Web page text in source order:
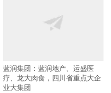
蓝润集团：蓝润地产、运盛医
疗、龙大肉食，四川省重点大企
业大集团